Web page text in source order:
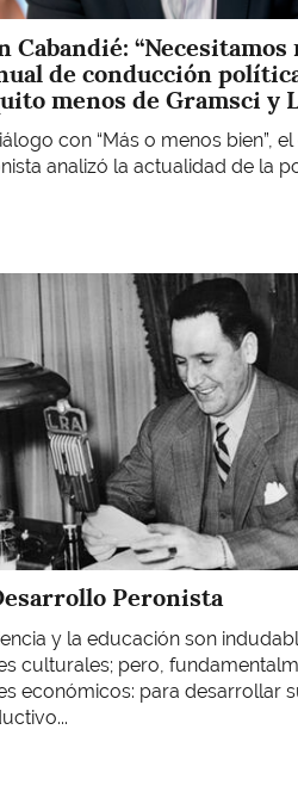
Cabandié: “Necesitamos
de conducción
menos de Gramsci y
con “Más o menos bien”,
analizó la actualidad de la
Peronista
y la educación son
culturales; pero,
económicos: para desarrollar